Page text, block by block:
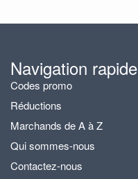
Navigation rapide
Codes promo
Réductions
Marchands de A à Z
Qui sommes-nous
Contactez-nous